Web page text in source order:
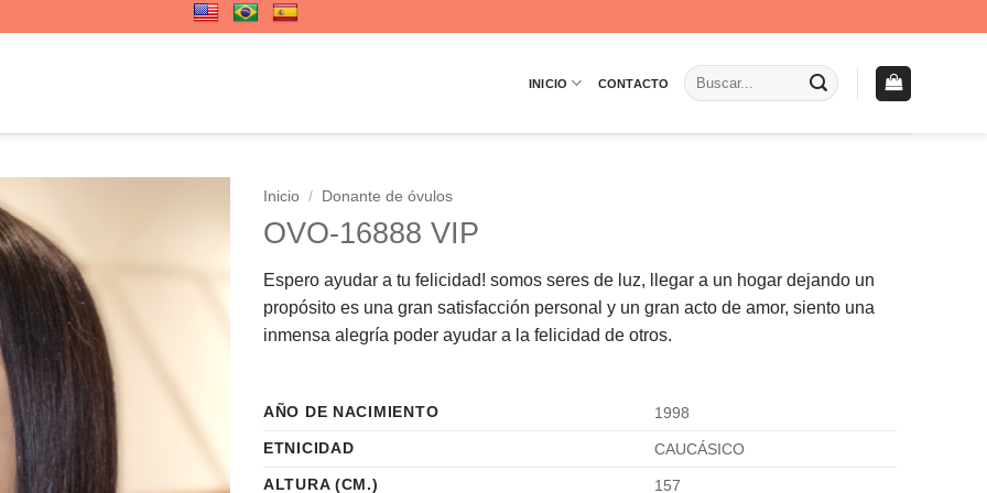
INICIO CONTACTO
Buscar
por:
Inicio / Donante de óvulos
OVO-16888 VIP
Espero ayudar a tu felicidad! somos seres de luz, llegar a un hogar dejando un
propósito es una gran satisfacción personal y un gran acto de amor, siento una
inmensa alegría poder ayudar a la felicidad de otros.
AÑO DE NACIMIENTO
1998
ETNICIDAD
CAUCÁSICO
ALTURA (CM.)
157